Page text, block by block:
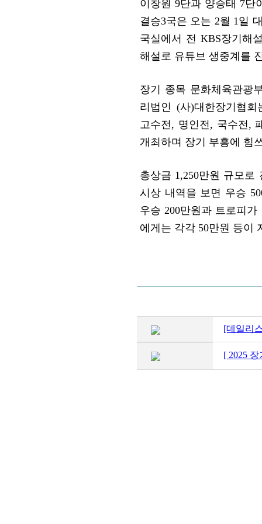
이창원 9단과 양승태 7단
결승3국은 오는 2월 1일
국실에서 전 KBS장기해
해설로 유튜브 생중계를
장기 종목 문화체육관광
리법인 (사)대한장기협
고수전, 명인전, 국수전,
개최하며 장기 부흥에 힘
총상금 1,250만원 규모로
시상 내역을 보면 우승
우승 200만원과 트로피
에게는 각각 50만원 등이
[데일리
[ 2025